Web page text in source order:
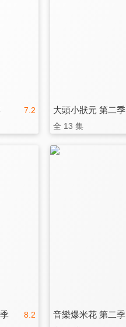
7.2 大頭小狀元 第二季
全 13 集
8.2 音樂爆米花 第二季